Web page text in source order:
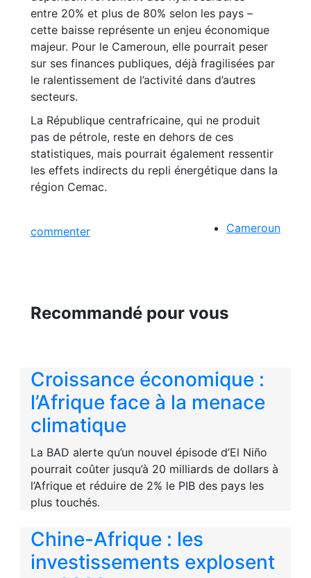
entre 20% et plus de 80% selon les pays –
cette baisse représente un enjeu économique
majeur. Pour le Cameroun, elle pourrait peser
sur ses finances publiques, déjà fragilisées par
le ralentissement de l’activité dans d’autres
secteurs.
La République centrafricaine, qui ne produit
pas de pétrole, reste en dehors de ces
statistiques, mais pourrait également ressentir
les effets indirects du repli énergétique dans la
région Cemac.
commenter Cameroun
Recommandé pour vous
Croissance économique :
l’Afrique face à la menace
climatique
La BAD alerte qu’un nouvel épisode d’El Niño
pourrait coûter jusqu’à 20 milliards de dollars à
l’Afrique et réduire de 2% le PIB des pays les
plus touchés.
Chine-Afrique : les
investissements explosent